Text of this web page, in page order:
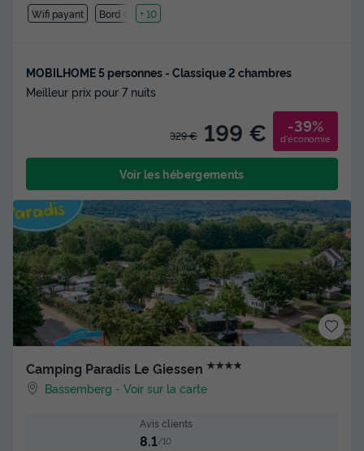
Wifi payant Bord de mer
+ 10
MOBILHOME 5 personnes - Classique 2 chambres
Meilleur prix pour 7 nuits
329 € 199 € -39%
d'économie
Voir les hébergements
Camping Paradis Le Giessen ★★★★
Bassemberg -Voir sur la carte
Avis clients
8.1/10